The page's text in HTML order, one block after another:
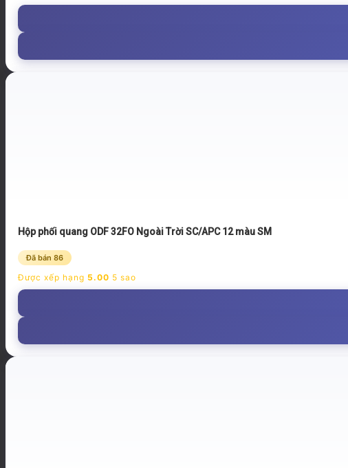
Hộp phối quang ODF 32FO Ngoài Trời SC/APC 12 màu SM
Đã bán 86
Được xếp hạng 5.00 5 sao